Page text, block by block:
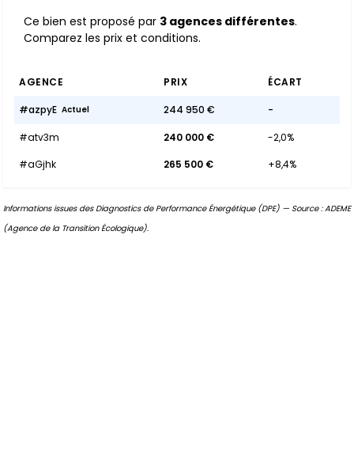
Ce bien est proposé par 3 agences différentes.
Comparez les prix et conditions.
AGENCE PRIX ÉCART
#azpyE Actuel 244 950 € -
#atv3m 240 000 €
-2,0%
#aGjhk
265 500 € +8,4%
Informations issues des Diagnostics de Performance Énergétique (DPE) — Source : ADEME
(Agence de la Transition Écologique).